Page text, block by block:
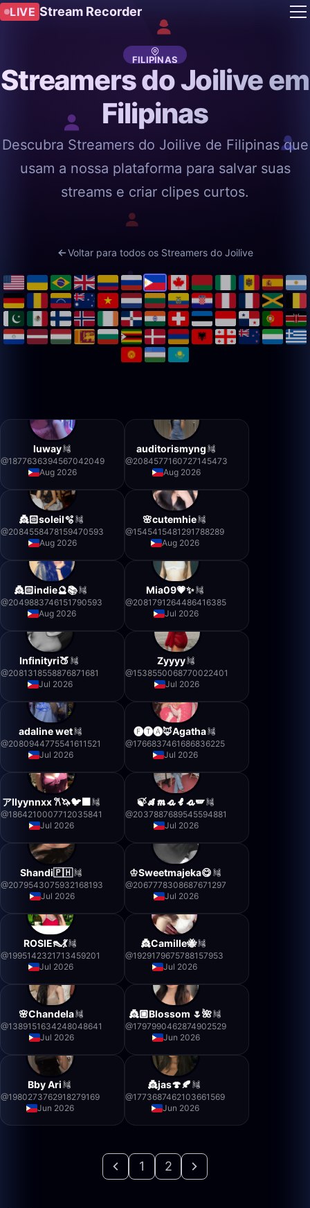
LIVE Stream Recorder
FILIPINAS
Streamers do Joilive em
Filipinas
Descubra Streamers do Joilive de Filipinas que
usam a nossa plataforma para salvar suas
streams e criar clipes curtos.
Voltar para todos os Streamers do Joilive
luway
@1877636394567042049
Aug 2026
auditorismyng
@2084577160727145473
Aug 2026
👸🏻soleil🫧
@2084558478159470593
Aug 2026
🌸cutemhie
@1545415481291788289
Aug 2026
👸🏻indie🔮📚
@2049883746151790593
Aug 2026
Mia09💗✨
@2081791264486416385
Jul 2026
Infinityri🍑
@2081318558876871681
Jul 2026
Zyyyy
@1538550068770022401
Jul 2026
adaline wet
@2080944775541611521
Jul 2026
🅕🅣🅐🦊Agatha
@1766837461686836225
Jul 2026
アllyynnxx 𐙚🦄🐦‍⬛
@1864210007712035841
Jul 2026
🍃𝓐𝓶𝓪𝓵𝓪🪽
@2037887689545594881
Jul 2026
Shandi🇵🇭
@2079543075932168193
Jul 2026
♔Sweetmajeka😋
@2067778308687671297
Jul 2026
ROSIE👠💃
@1995142321713459201
Jul 2026
👸Camille🐝
@1929179675788157953
Jul 2026
🌸Chandela
@1389151634248048641
Jul 2026
👸🏼Blossom 🌷🌺
@1797990462874902529
Jun 2026
Bby Ari
@1980273762918279169
Jun 2026
👸jas🍄🍂
@1773687462103661569
Jun 2026
1 2